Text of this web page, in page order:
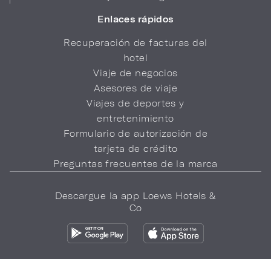
Enlaces rápidos
Recuperación de facturas del
hotel
Viaje de negocios
Asesores de viaje
Viajes de deportes y
entretenimiento
Formulario de autorización de
tarjeta de crédito
Preguntas frecuentes de la marca
Descargue la app Loews Hotels &
Co